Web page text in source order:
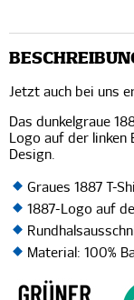
Jetzt auch bei uns
Das dunkelgraue
Logo auf der linken
Design.
Graues 1887 T-
1887-Logo auf
Material: 100%